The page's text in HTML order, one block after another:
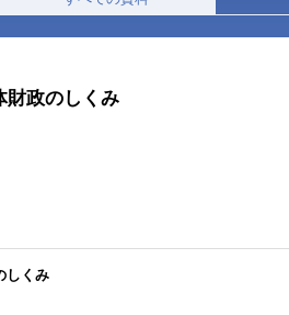
財政のしくみ
しくみ